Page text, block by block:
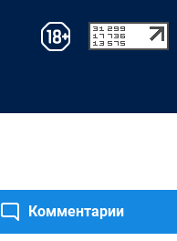
Комментарии